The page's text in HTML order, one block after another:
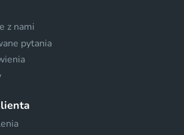
z nami
pytania